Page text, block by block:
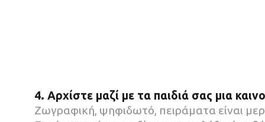
4. Αρχίστε μαζί με τα παιδιά σας μια
Ζωγραφική, ψηφιδωτό, πειράματα είναι